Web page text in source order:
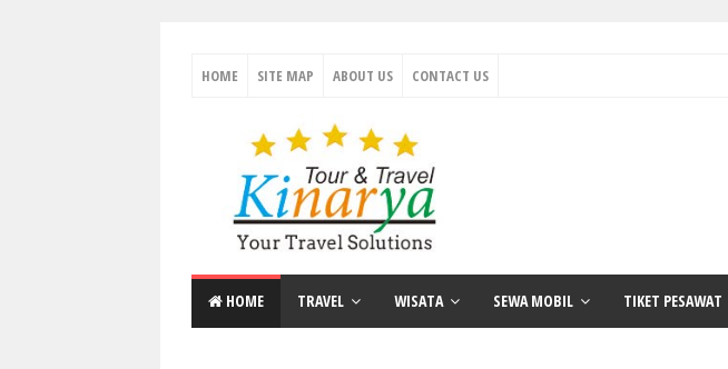
HOME SITE MAP ABOUT US CONTACT US
HOME TRAVEL WISATA SEWA MOBIL TIKET PESAWAT